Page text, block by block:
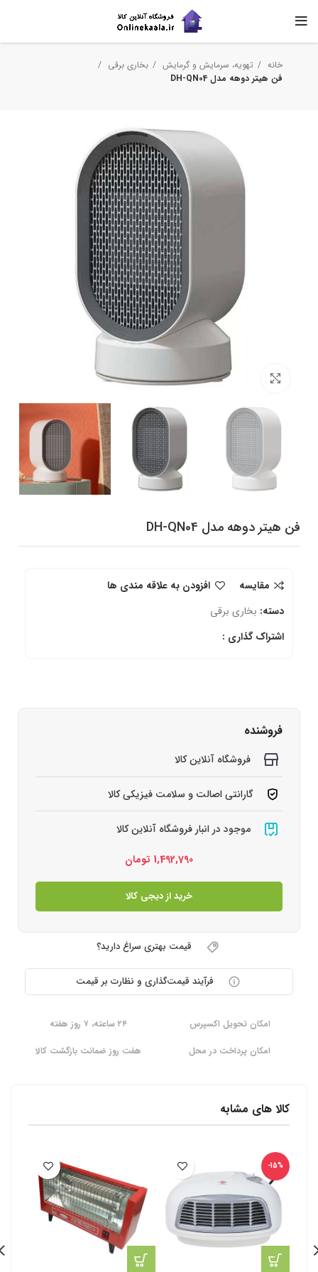
خانه تهویه، سرمایش و گرمایش
بخاری برقی
فن هیتر دوهه مدل DH-QN04
برای بزرگنمایی کلیک کنید
فن هیتر دوهه مدل DH-QN04
مقایسه
افزودن به علاقه مندی ها
دسته: بخاری برقی
اشتراک گذاری :
فروشنده
فروشگاه آنلاین کالا
گارانتی اصالت و سلامت فیزیکی کالا
موجود در انبار فروشگاه آنلاین کالا
1,492,790 تومان
خرید از دیجی کالا
قیمت بهتری سراغ دارید؟
فرآیند قیمت‌گذاری و نظارت بر قیمت
امکان تحویل اکسپرس
۲۴ ساعته، ۷ روز هفته
امکان پرداخت در محل
هفت روز ضمانت بازگشت کالا
کالا های مشابه
-15%